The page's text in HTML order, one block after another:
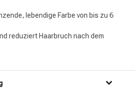
lebendige Farbe von bis zu 6
reduziert Haarbruch nach dem